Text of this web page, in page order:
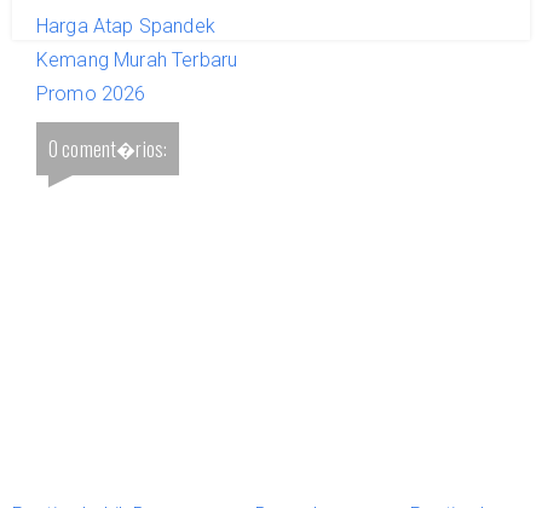
Harga Atap Spandek
Kemang Murah Terbaru
Promo 2026
0 coment�rios: